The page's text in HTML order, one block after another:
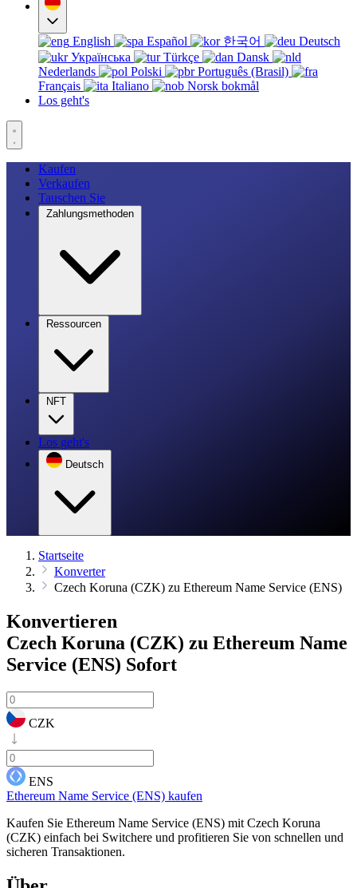
English Español 한국어
Deutsch
Українська
Türkçe
Dansk
Nederlands
Polski
Português (Brasil)
Français
Italiano
Norsk bokmål
Los geht's
Kaufen
Verkaufen
Tauschen Sie
Zahlungsmethoden
Ressourcen
NFT
Los geht's
Deutsch
Startseite
Konverter
Czech Koruna (CZK) zu Ethereum Name Service (ENS)
Konvertieren
Czech Koruna (CZK) zu Ethereum Name
Service (ENS) Sofort
CZK
ENS
Ethereum Name Service (ENS) kaufen
Kaufen Sie Ethereum Name Service (ENS) mit Czech Koruna
(CZK) einfach bei Switchere und profitieren Sie von schnellen und
sicheren Transaktionen.